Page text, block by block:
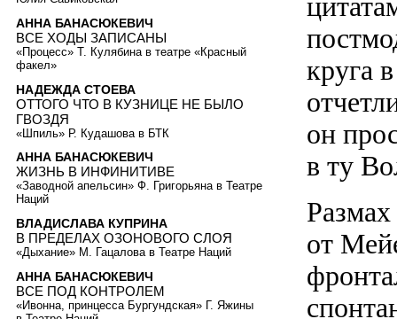
круга
он
в ту
от
АННА БАНАСЮКЕВИЧ
ВСЕ ХОДЫ ЗАПИСАНЫ
«Процесс» Т. Кулябина в театре «Красный
факел»
НАДЕЖДА СТОЕВА
ОТТОГО ЧТО В КУЗНИЦЕ НЕ БЫЛО
ГВОЗДЯ
«Шпиль» Р. Кудашова в БТК
АННА БАНАСЮКЕВИЧ
ЖИЗНЬ В ИНФИНИТИВЕ
«Заводной апельсин» Ф. Григорьяна в Театре
Наций
ВЛАДИСЛАВА КУПРИНА
В ПРЕДЕЛАХ ОЗОНОВОГО СЛОЯ
«Дыхание» М. Гацалова в Театре Наций
АННА БАНАСЮКЕВИЧ
ВСЕ ПОД КОНТРОЛЕМ
«Ивонна, принцесса Бургундская» Г. Яжины